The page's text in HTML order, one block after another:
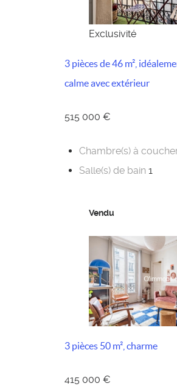
Exclusivité
3 pièces de 46 m²,
calme avec extérieur
515 000 €
Chambre(s) à
Salle(s) de bain 1
Vendu
3 pièces 50 m², charme
415 000 €